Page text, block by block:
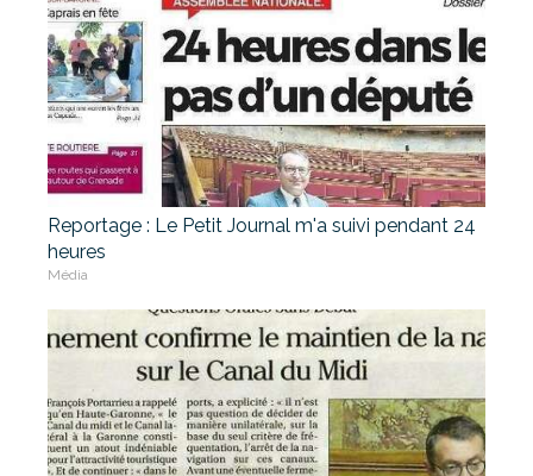
Reportage : Le Petit Journal m'a suivi pendant 24
heures
Média